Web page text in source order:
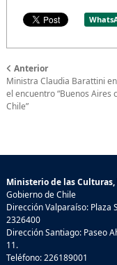
Anterior
Ministra Claudia Barattini
el encuentro “Buenos Aires
Chile”
Ministerio de las
Gobierno de Chile
Dirección Valparaíso: Plaza
2326400
Dirección Santiago: Paseo
11.
Teléfono: 226189001